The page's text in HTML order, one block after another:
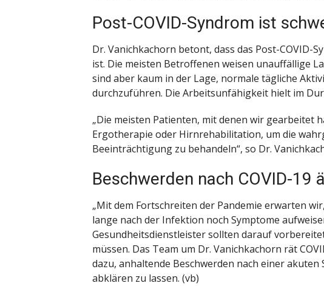
Post-COVID-Syndrom ist
Dr. Vanichkachorn betont, dass das Post-COVID-
ist. Die meisten Betroffenen weisen unauffällige
sind aber kaum in der Lage, normale tägliche
durchzuführen. Die Arbeitsunfähigkeit hielt im
„Die meisten Patienten, mit denen wir gearbeitet
Ergotherapie oder Hirnrehabilitation, um die
Beeinträchtigung zu behandeln“, so Dr.
Beschwerden nach COVID-19
„Mit dem Fortschreiten der Pandemie erwarten
lange nach der Infektion noch Symptome
Gesundheitsdienstleister sollten darauf
müssen. Das Team um Dr. Vanichkachorn rät
dazu, anhaltende Beschwerden nach einer
abklären zu lassen. (vb)